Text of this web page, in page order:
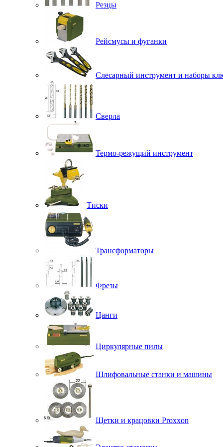
Резцы
Рейсмусы и фуганки
Слесарный инструмент и наборы
Сверла
Термо-режущий инструмент
Тиски
Трансформаторы
Фрезы
Цанги
Циркулярные пилы
Шлифовальные станки и машины
Щетки и крацовки Proxxon